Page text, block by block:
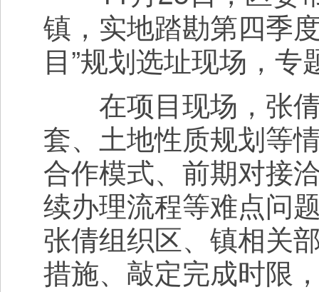
镇，实地踏勘第四季
目”规划选址现场，
在项目现场，张倩
套、土地性质规划等
合作模式、前期对接
续办理流程等难点问
张倩组织区、镇相关
措施、敲定完成时限